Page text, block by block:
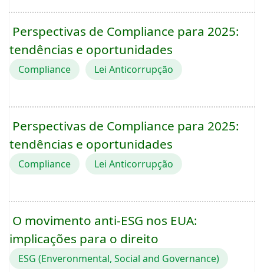
Perspectivas de Compliance para 2025:
tendências e oportunidades
Compliance Lei Anticorrupção
Perspectivas de Compliance para 2025:
tendências e oportunidades
Compliance Lei Anticorrupção
O movimento anti-ESG nos EUA:
implicações para o direito
ESG (Enveronmental, Social and Governance)